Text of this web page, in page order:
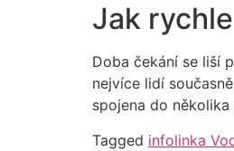
Jak
Doba čekání se liší
nejvíce lidí
spojena do
Tagged infolinka